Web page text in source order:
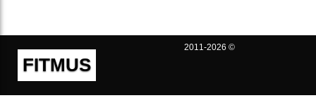
FITMUS
2011-2026 ©